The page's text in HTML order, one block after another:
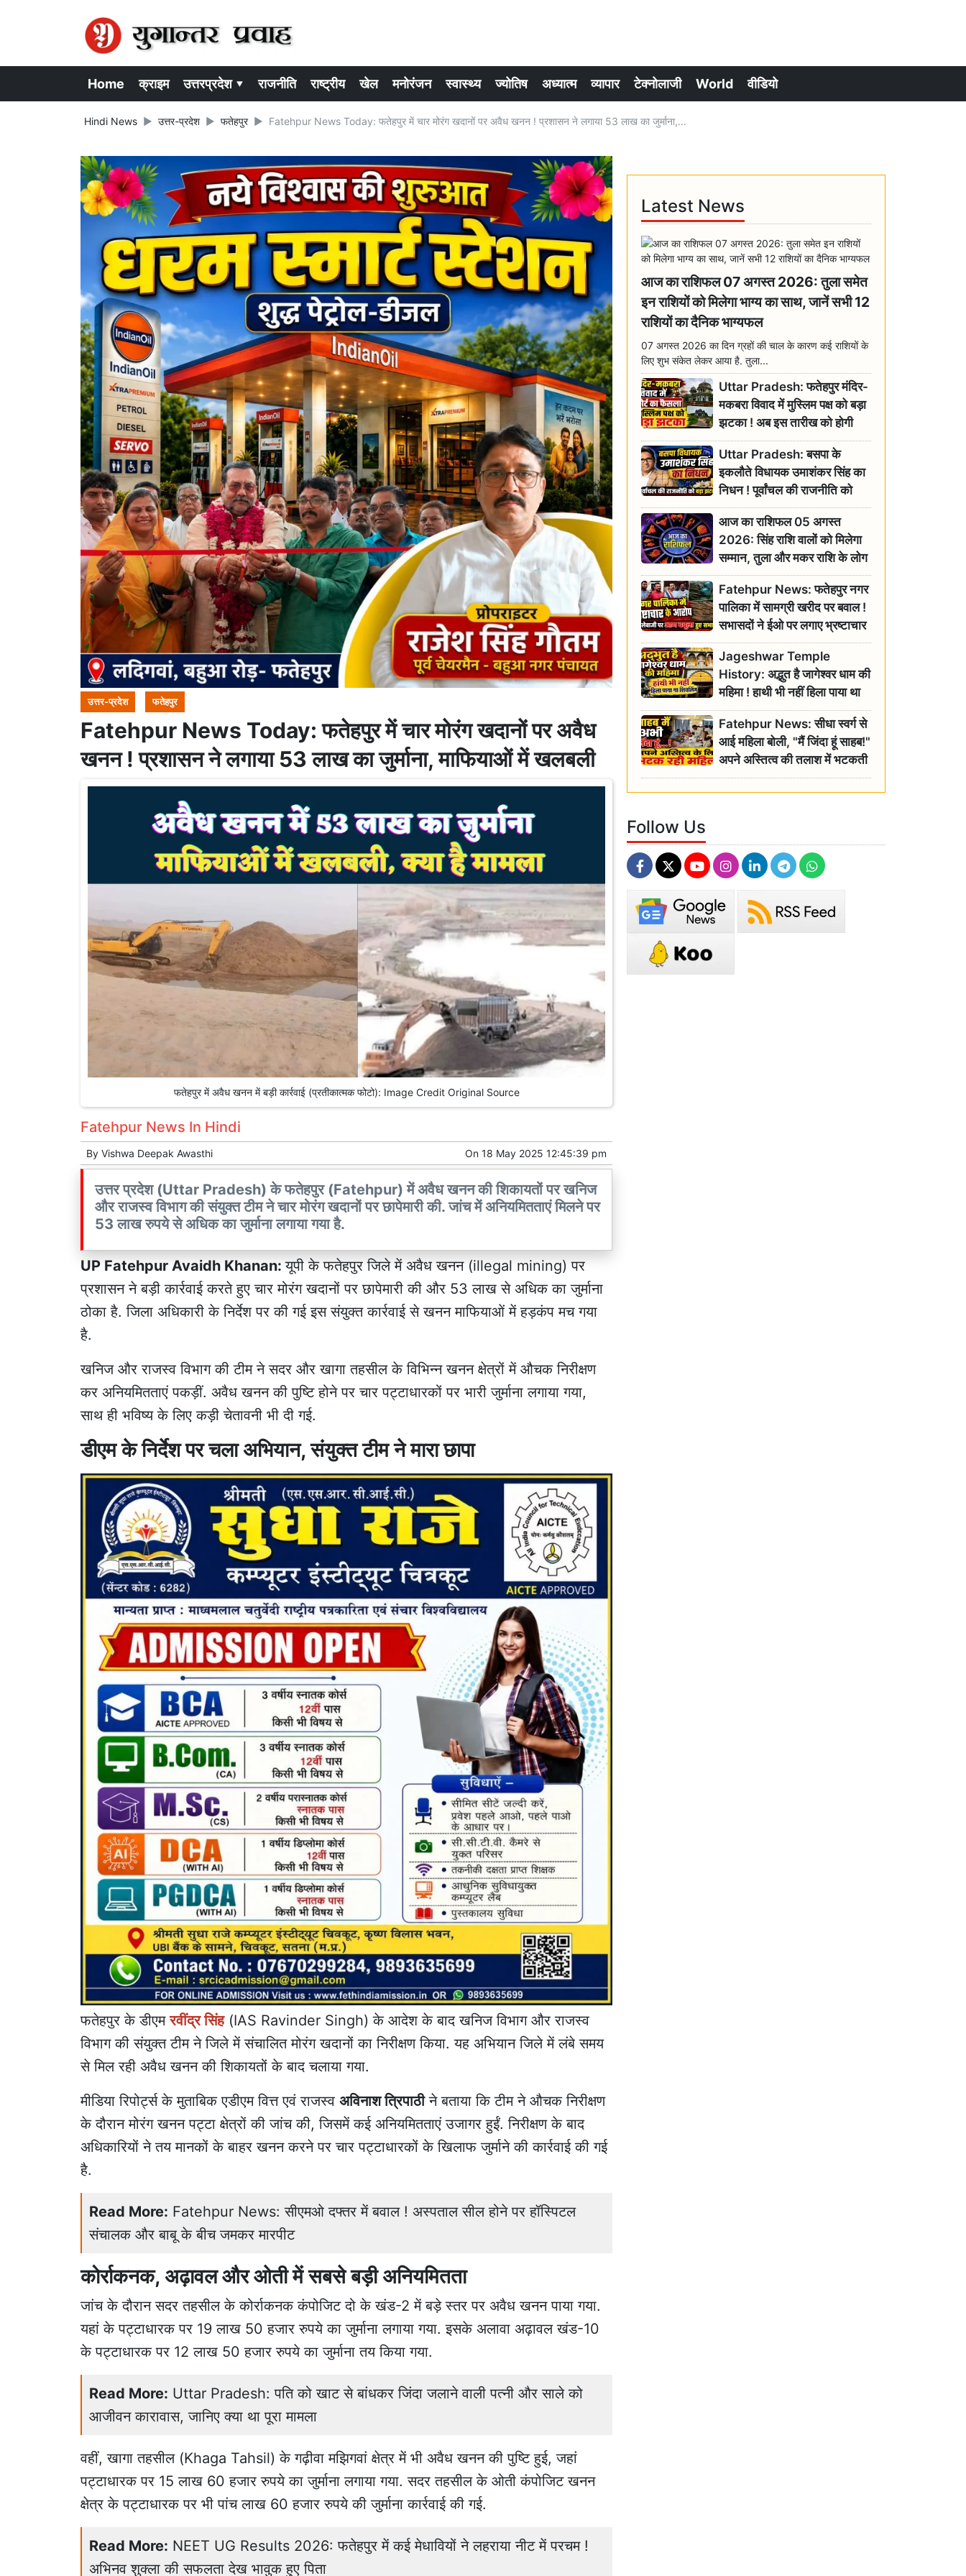
Home क्राइम उत्तरप्रदेश ▾ राजनीति राष्ट्रीय खेल मनोरंजन स्वास्थ्य ज्योतिष अध्यात्म व्यापार टेक्नोलाजी World वीडियो
Hindi News उत्तर-प्रदेश फतेहपुर Fatehpur News Today: फतेहपुर में चार मोरंग खदानों पर अवैध खनन ! प्रशासन ने लगाया 53 लाख का जुर्माना,...
उत्तर-प्रदेश फतेहपुर
Fatehpur News Today: फतेहपुर में चार मोरंग खदानों पर अवैध
खनन ! प्रशासन ने लगाया 53 लाख का जुर्माना, माफियाओं में खलबली
फतेहपुर में अवैध खनन में बड़ी कार्रवाई (प्रतीकात्मक फोटो): Image Credit Original Source
Fatehpur News In Hindi
By Vishwa Deepak Awasthi On 18 May 2025 12:45:39 pm
उत्तर प्रदेश (Uttar Pradesh) के फतेहपुर (Fatehpur) में अवैध खनन की शिकायतों पर खनिज
और राजस्व विभाग की संयुक्त टीम ने चार मोरंग खदानों पर छापेमारी की. जांच में अनियमितताएं मिलने पर
53 लाख रुपये से अधिक का जुर्माना लगाया गया है.
UP Fatehpur Avaidh Khanan:यूपी केफतेहपुर जिले में अवैध खनन (illegal mining) पर
प्रशासन ने बड़ी कार्रवाई करते हुए चार मोरंग खदानों पर छापेमारी की और 53 लाख से अधिक का जुर्माना
ठोका है. जिला अधिकारी के निर्देश पर की गई इस संयुक्त कार्रवाई से खनन माफियाओं में हड़कंप मच गया
है.
खनिज और राजस्व विभाग की टीम ने सदर और खागा तहसील के विभिन्न खनन क्षेत्रों में औचक निरीक्षण
कर अनियमितताएं पकड़ीं. अवैध खनन की पुष्टि होने पर चार पट्टाधारकों पर भारी जुर्माना लगाया गया,
साथ ही भविष्य के लिए कड़ी चेतावनी भी दी गई.
डीएम के निर्देश पर चला अभियान, संयुक्त टीम ने मारा छापा
फतेहपुर केडीएमरवींद्र सिंह(IAS Ravinder Singh) के आदेश के बाद खनिज विभाग और राजस्व
विभाग की संयुक्त टीम ने जिले में संचालित मोरंग खदानों का निरीक्षण किया. यह अभियान जिले में लंबे समय
से मिल रही अवैध खनन की शिकायतों के बाद चलाया गया.
मीडिया रिपोर्ट्स के मुताबिक एडीएम वित्त एवं राजस्व अविनाश त्रिपाठीने बताया कि टीम ने औचक निरीक्षण
के दौरान मोरंग खनन पट्टा क्षेत्रों की जांच की, जिसमें कई अनियमितताएं उजागर हुईं. निरीक्षण के बाद
अधिकारियों ने तय मानकों के बाहर खनन करने पर चार पट्टाधारकों के खिलाफ जुर्माने की कार्रवाई की गई
है.
Read More: Fatehpur News: सीएमओ दफ्तर में बवाल ! अस्पताल सील होने पर हॉस्पिटल
संचालक और बाबू के बीच जमकर मारपीट
कोर्राकनक, अढ़ावल और ओती में सबसे बड़ी अनियमितता
जांच के दौरान सदर तहसील के कोर्राकनक कंपोजिट दो के खंड-2 में बड़े स्तर पर अवैध खनन पाया गया.
यहां के पट्टाधारक पर 19 लाख 50 हजार रुपये का जुर्माना लगाया गया. इसके अलावा अढ़ावल खंड-10
के पट्टाधारक पर 12 लाख 50 हजार रुपये का जुर्माना तय किया गया.
Read More: Uttar Pradesh: पति को खाट से बांधकर जिंदा जलाने वाली पत्नी और साले को
आजीवन कारावास, जानिए क्या था पूरा मामला
वहीं, खागा तहसील (Khaga Tahsil) के गढ़ीवा मझिगवां क्षेत्र में भी अवैध खनन की पुष्टि हुई, जहां
पट्टाधारक पर 15 लाख 60 हजार रुपये का जुर्माना लगाया गया. सदर तहसील के ओती कंपोजिट खनन
क्षेत्र के पट्टाधारक पर भी पांच लाख 60 हजार रुपये की जुर्माना कार्रवाई की गई.
Read More: NEET UG Results 2026: फतेहपुर में कई मेधावियों ने लहराया नीट में परचम !
अभिनव शुक्ला की सफलता देख भावुक हुए पिता
Latest News
आज का राशिफल 07 अगस्त 2026: तुला समेत
इन राशियों को मिलेगा भाग्य का साथ, जानें सभी 12
राशियों का दैनिक भाग्यफल
07 अगस्त 2026 का दिन ग्रहों की चाल के कारण कई राशियों के
लिए शुभ संकेत लेकर आया है. तुला...
Uttar Pradesh: फतेहपुर मंदिर-
मकबरा विवाद में मुस्लिम पक्ष को बड़ा
झटका ! अब इस तारीख को होगी
सुनवाई
Uttar Pradesh: बसपा के
इकलौते विधायक उमाशंकर सिंह का
निधन ! पूर्वांचल की राजनीति को
बड़ा झटका, योगी ने जताया दुःख
आज का राशिफल 05 अगस्त
2026: सिंह राशि वालों को मिलेगा
सम्मान, तुला और मकर राशि के लोग
रहें सतर्क
Fatehpur News: फतेहपुर नगर
पालिका में सामग्री खरीद पर बवाल !
सभासदों ने ईओ पर लगाए भ्रष्टाचार
के गंभीर आरोप
Jageshwar Temple
History: अद्भुत है जागेश्वर धाम की
महिमा ! हाथी भी नहीं हिला पाया था
शिवलिंग, जानिए क्या है इसका
इतिहास
Fatehpur News: सीधा स्वर्ग से
आई महिला बोली, "मैं जिंदा हूं साहब!"
अपने अस्तित्व की तलाश में भटकती
रही बुजुर्ग, एसडीएम ने दिए जांच के
आदेश
Follow Us